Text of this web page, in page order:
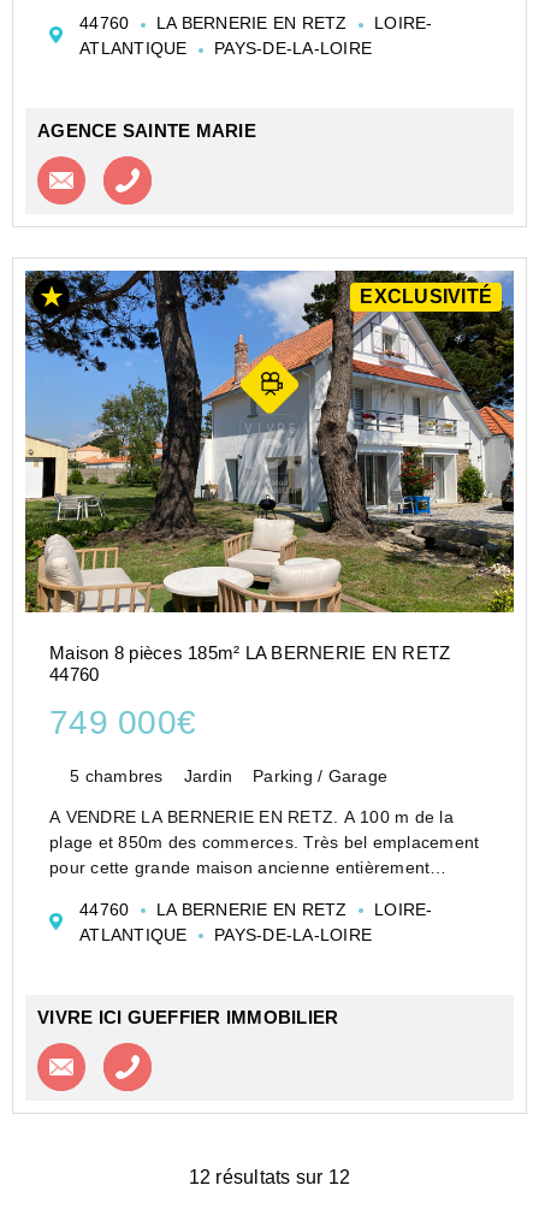
entièrement ouverte, pensée autour de quatre espaces
ha...
44760 LA BERNERIE EN RETZ
LOIRE-
ATLANTIQUE
PAYS-DE-LA-LOIRE
AGENCE SAINTE MARIE
Contacter l'agence
EXCLUSIVITÉ
Maison 8 pièces 185m² LA BERNERIE EN RETZ
44760
749 000€
5 chambres Jardin Parking / Garage
A VENDRE LA BERNERIE EN RETZ. A 100 m de la
plage et 850m des commerces. Très bel emplacement
pour cette grande maison ancienne entièrement
cuisine donnant sur une véranda, un salon séjour, une
chambre, un wc, une sa...
44760 LA BERNERIE EN RETZ
LOIRE-
ATLANTIQUE
PAYS-DE-LA-LOIRE
VIVRE ICI GUEFFIER IMMOBILIER
Contacter l'agence
12 résultats sur 12